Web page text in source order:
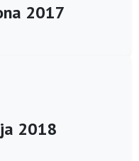
2017
2018